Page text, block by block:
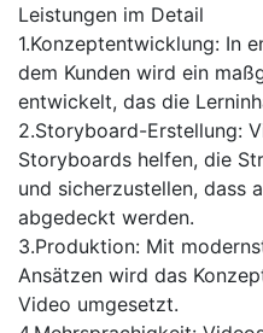
Leistungen im Detail
1.Konzeptentwicklung: In
dem Kunden wird ein
entwickelt, das die
2.Storyboard-Erstellung:
Storyboards helfen, die
und sicherzustellen, dass
abgedeckt werden.
3.Produktion: Mit
Ansätzen wird das
Video umgesetzt.